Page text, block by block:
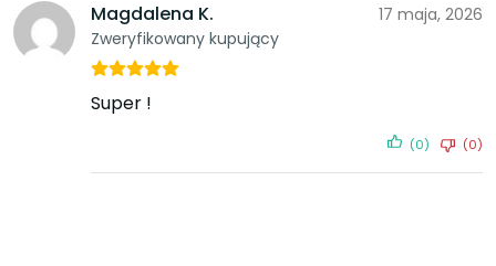
Magdalena K.
Zweryfikowany kupujący
17 maja, 2026
Super !
(0) (0)